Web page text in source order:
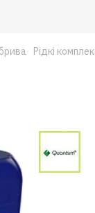
Рідкі